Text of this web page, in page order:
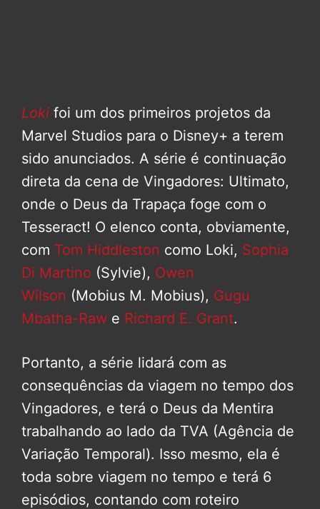
Loki foi um dos primeiros projetos da
Marvel Studios para o Disney+ a terem
sido anunciados. A série é continuação
direta da cena de Vingadores: Ultimato,
onde o Deus da Trapaça foge com o
Tesseract! O elenco conta, obviamente,
com Tom Hiddleston como Loki, Sophia
Di Martino (Sylvie), Owen
Wilson (Mobius M. Mobius), Gugu
Mbatha-Raw e Richard E. Grant.
Portanto, a série lidará com as
consequências da viagem no tempo dos
Vingadores, e terá o Deus da Mentira
trabalhando ao lado da TVA (Agência de
Variação Temporal). Isso mesmo, ela é
toda sobre viagem no tempo e terá 6
episódios, contando com roteiro